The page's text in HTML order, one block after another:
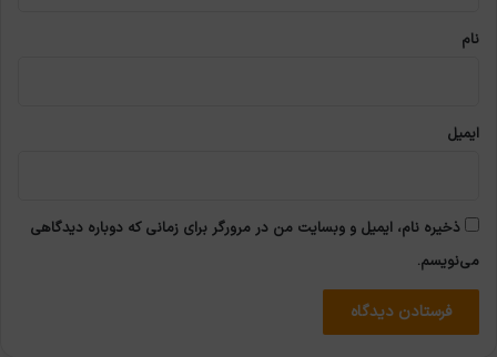
نام
ایمیل
ذخیره نام، ایمیل و وبسایت من در مرورگر برای زمانی که دوباره دیدگاهی
می‌نویسم.